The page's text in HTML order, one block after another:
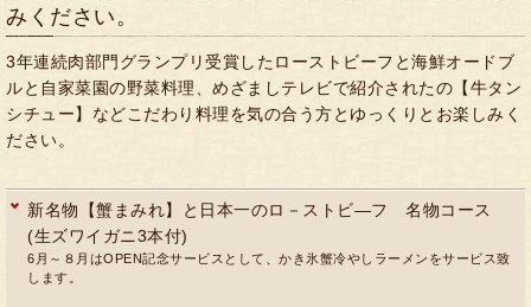
みください。
3年連続肉部門グランプリ受賞したローストビーフと海鮮オードブ
ルと自家菜園の野菜料理、めざましテレビで紹介されたの【牛タン
シチュー】などこだわり料理を気の合う方とゆっくりとお楽しみく
ださい。
新名物【蟹まみれ】と日本一のロ－ストビ―フ 名物コース
(生ズワイガニ3本付)
6月～８月はOPEN記念サービスとして、かき氷蟹冷やしラーメンをサービス致
します。